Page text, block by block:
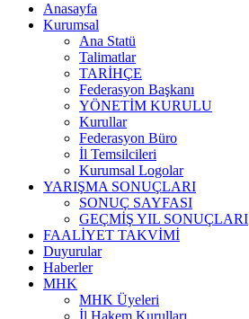
Anasayfa
Kurumsal
Ana Statü
Talimatlar
TARİHÇE
Federasyon Başkanı
YÖNETİM KURULU
Kurullar
Federasyon Büro
İl Temsilcileri
Kurumsal Logolar
YARIŞMA SONUÇLARI
SONUÇ SAYFASI
GEÇMİŞ YIL SONUÇLARI
FAALİYET TAKVİMİ
Duyurular
Haberler
MHK
MHK Üyeleri
İl Hakem Kurulları